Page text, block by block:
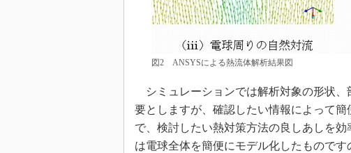
図2 ANSYSによる熱流体解析結果図
シミュレーションでは解析対象の形状、
要としますが、確認したい情報によって
で、検討したい熱対策方法の良しあしを
は電球全体を簡便にモデル化したもので